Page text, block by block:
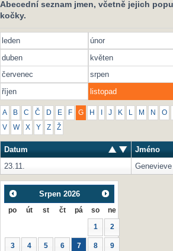
Abecední seznam jmen, včetně jejich
kočky.
leden únor
duben
květen
červenec
srpen
říjen
listopad
A B C Č D E F G H J K L M N O
V W X Y Z Ž
Datum
Jméno
23.11.
Genevieve
Srpen 2026
po út st čt pá so ne
1 2
3 4 5 6 7 8 9